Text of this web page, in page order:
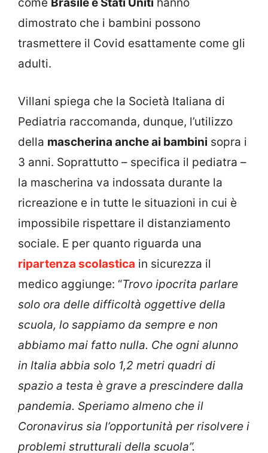
dimostrato che i bambini possono
trasmettere il Covid esattamente come gli
adulti.
Villani spiega che la Società Italiana di
Pediatria raccomanda, dunque, l’utilizzo
della mascherina anche ai bambini sopra i
3 anni. Soprattutto – specifica il pediatra –
la mascherina va indossata durante la
ricreazione e in tutte le situazioni in cui è
impossibile rispettare il distanziamento
sociale. E per quanto riguarda una
ripartenza scolastica in sicurezza il
medico aggiunge: “Trovo ipocrita parlare
solo ora delle difficoltà oggettive della
scuola, lo sappiamo da sempre e non
abbiamo mai fatto nulla. Che ogni alunno
in Italia abbia solo 1,2 metri quadri di
spazio a testa è grave a prescindere dalla
pandemia. Speriamo almeno che il
Coronavirus sia l’opportunità per risolvere i
problemi strutturali della scuola”.